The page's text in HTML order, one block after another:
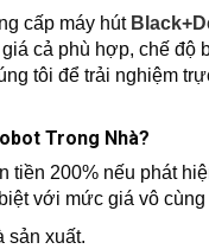
cấp máy hút
cả phù hợp, chế độ
tôi để trải nghiệm
Trong Nhà?
tiền 200% nếu phát
với mức giá vô
sản xuất.